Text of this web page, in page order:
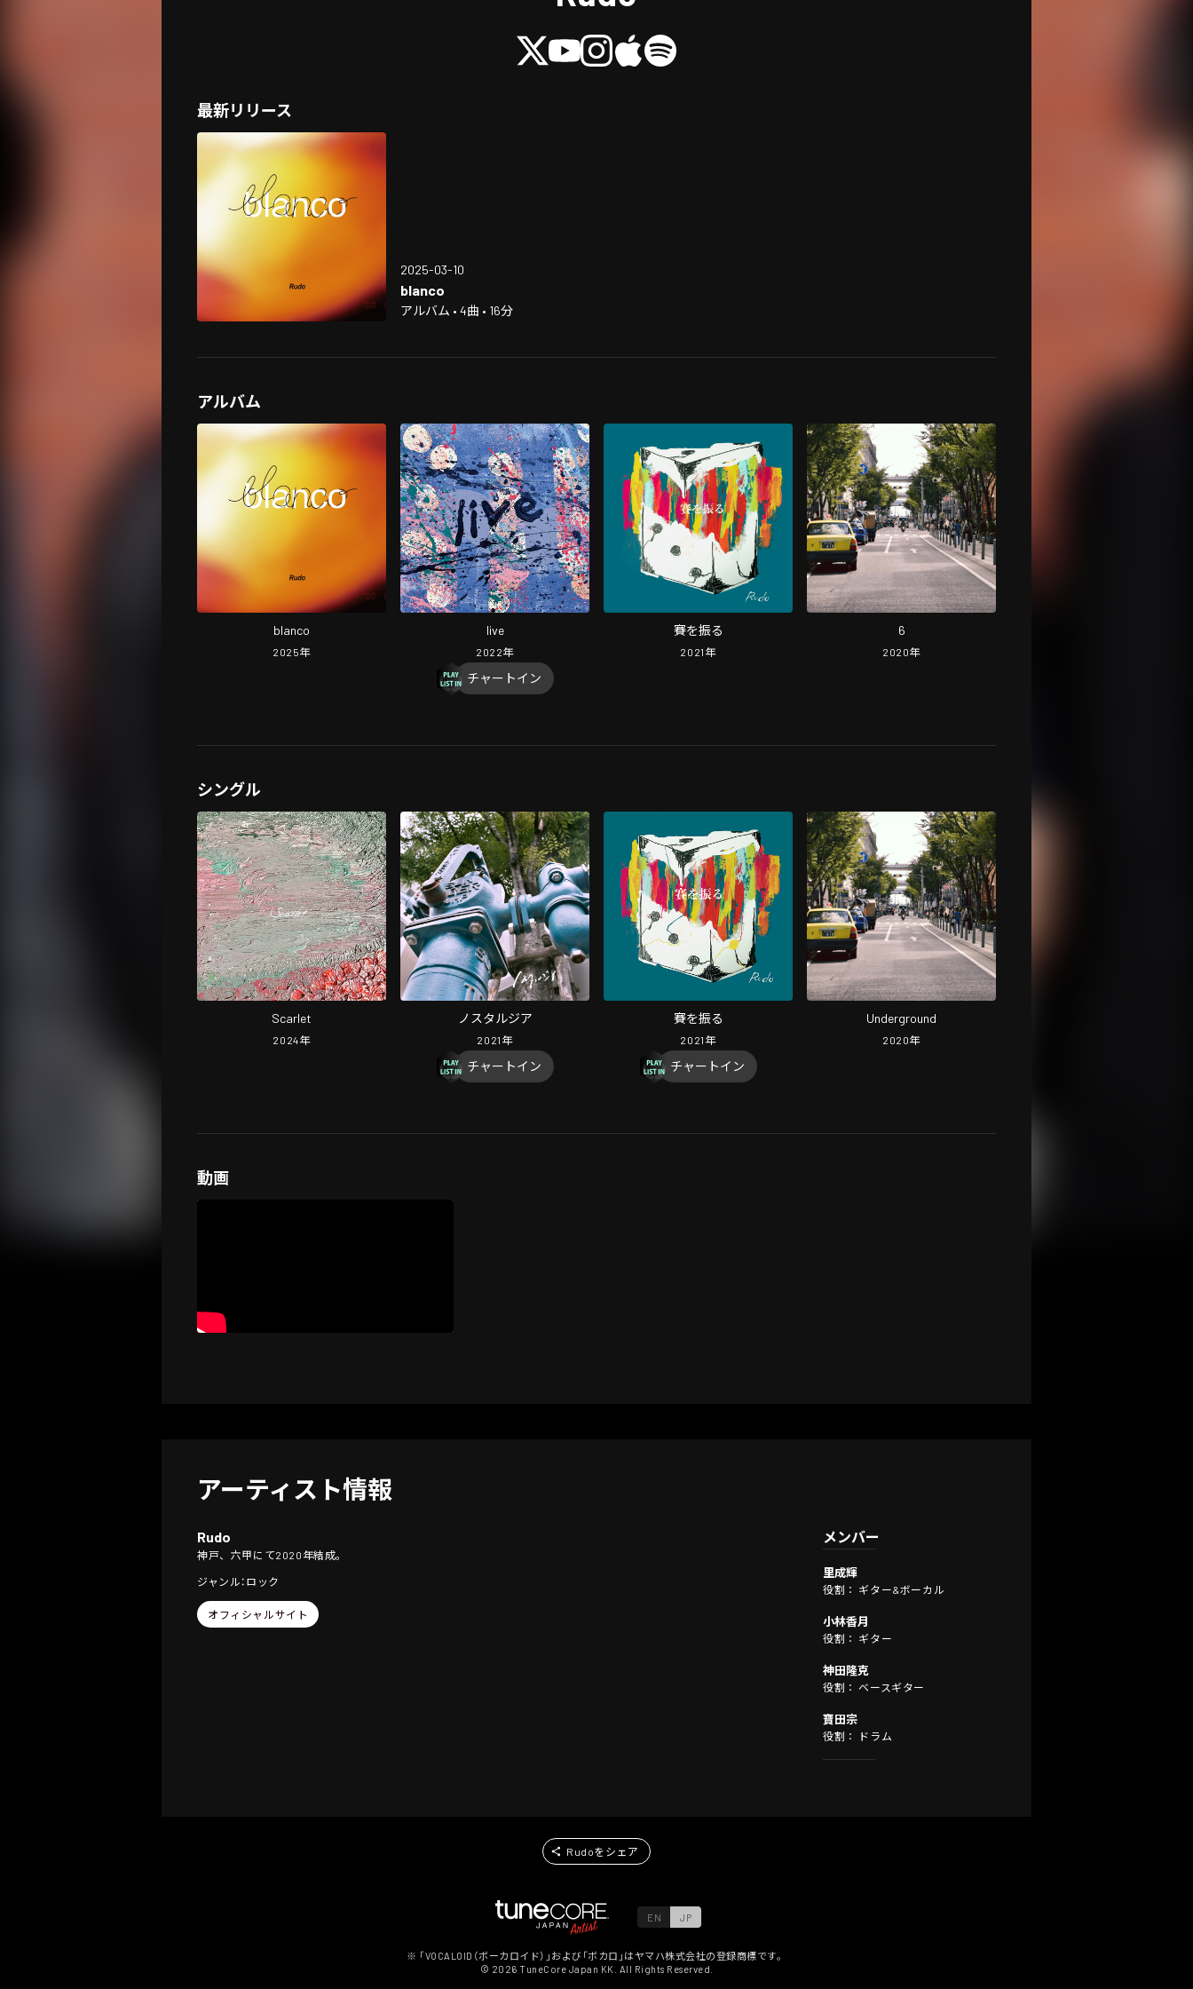
最新リリース
2025-03-10
blanco
アルバム • 4曲 • 16分
アルバム
blanco
2025年
live
2022年
チャートイン
賽を振る
2021 年
6
2020年
シングル
Scarlet
2024年
ノスタルジア
2021 年
チャートイン
賽を振る
2021 年
チャートイン
Underground
2020年
動画
アーティスト情報
Rudo
神戸、六甲にて2020年結成。
ジャンル：ロック
オフィシャルサイト
メンバー
里成輝
役割： ギター&ボーカル
小林香月
役割： ギター
神田隆克
役割： ベースギター
寶田宗
役割： ドラム
Rudoをシェア
EN JP
※ 「VOCALOID（ボーカロイド）」および「ボカロ」はヤマハ株式会社の登録商標です。
© 2026 TuneCore Japan KK. All Rights Reserved.